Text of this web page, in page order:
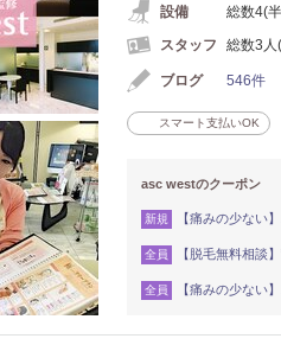
設備
総数4(
スタッフ
総数3人
ブログ 546件
スマート支払いOK
asc westのクーポン
新規 【痛みの少な
全員 【脱毛無料相談
全員 【痛みの少ない